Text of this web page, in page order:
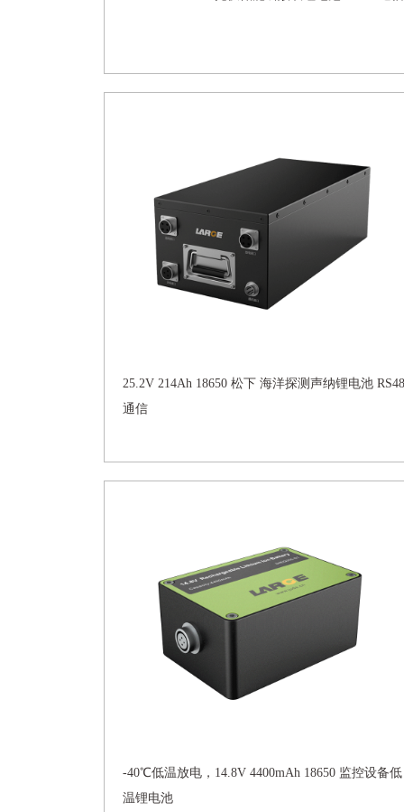
25.2V 214Ah 18650 松下 海洋探测声纳锂电池
通信
-40℃低温放电，14.8V 4400mAh 18650 监控设备低
温锂电池